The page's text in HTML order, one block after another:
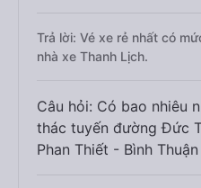
Trả lời: Vé xe rẻ nhất có
nhà xe Thanh Lịch.
Câu hỏi: Có bao nhiêu
thác tuyến đường Đức
Phan Thiết - Bình Thuận